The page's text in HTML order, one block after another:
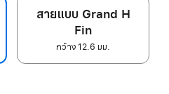
สายแบบ Grand H
Fin
กว้าง 12.6 มม.